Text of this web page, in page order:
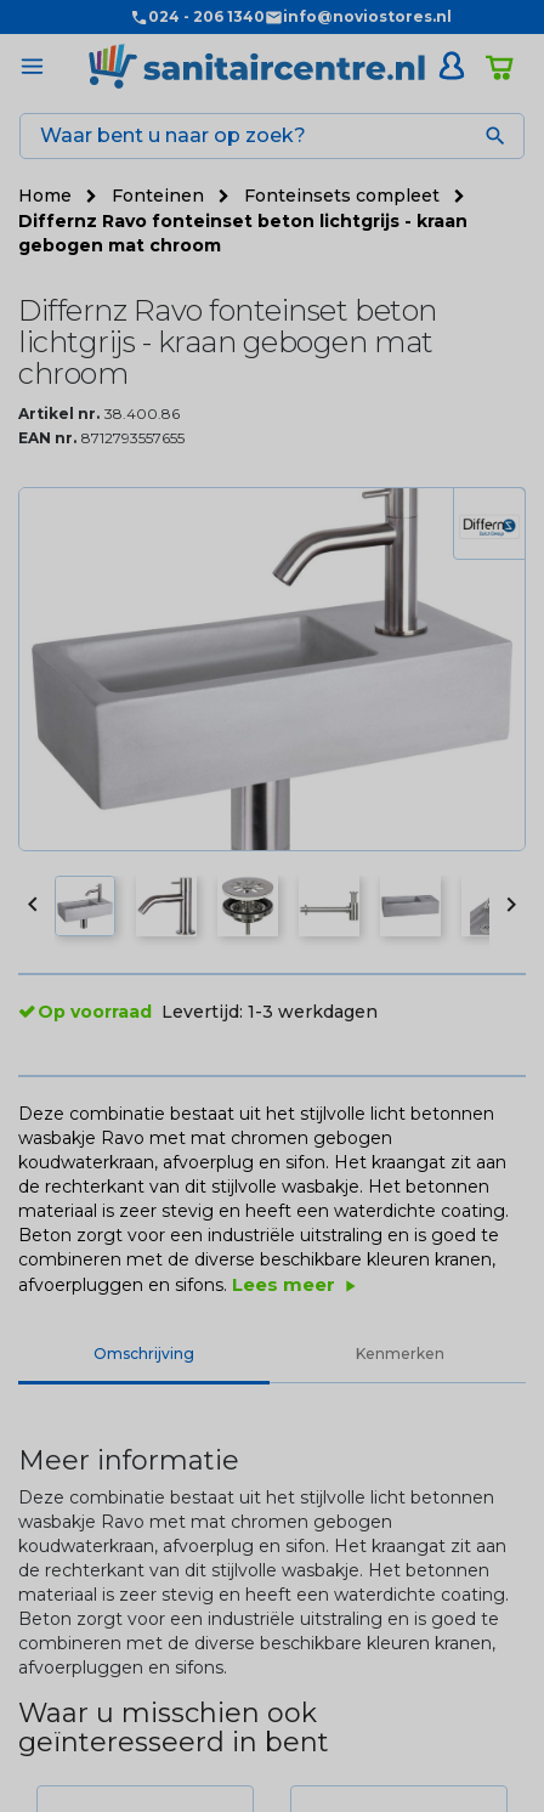
024 - 206 1340 info@noviostores.nl

Home Fonteinen
Fonteinsets compleet
Differnz Ravo fonteinset beton lichtgrijs - kraan
gebogen mat chroom
Differnz Ravo fonteinset beton
lichtgrijs - kraan gebogen mat
chroom
Artikel nr. 38.400.86
EAN nr. 8712793557655
 
Op voorraad Levertijd: 1-3 werkdagen
Deze combinatie bestaat uit het stijlvolle licht betonnen
wasbakje Ravo met mat chromen gebogen
koudwaterkraan, afvoerplug en sifon. Het kraangat zit aan
de rechterkant van dit stijlvolle wasbakje. Het betonnen
materiaal is zeer stevig en heeft een waterdichte coating.
Beton zorgt voor een industriële uitstraling en is goed te
combineren met de diverse beschikbare kleuren kranen,
afvoerpluggen en sifons. Lees meer play_arrow
Omschrijving Kenmerken
Meer informatie
Deze combinatie bestaat uit het stijlvolle licht betonnen
wasbakje Ravo met mat chromen gebogen
koudwaterkraan, afvoerplug en sifon. Het kraangat zit aan
de rechterkant van dit stijlvolle wasbakje. Het betonnen
materiaal is zeer stevig en heeft een waterdichte coating.
Beton zorgt voor een industriële uitstraling en is goed te
combineren met de diverse beschikbare kleuren kranen,
afvoerpluggen en sifons.
Waar u misschien ook
geïnteresseerd in bent